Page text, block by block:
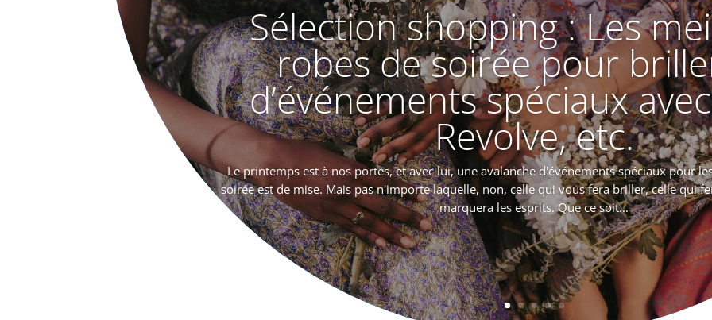
Sélection shopping : Les
robes de soirée pour
d’événements spéciaux
Revolve, etc.
Le printemps est à nos portes, et avec lui, une avalanche d'événements spéciaux pour
soirée est de mise. Mais pas n'importe laquelle, non, celle qui vous fera briller, celle qui
marquera les esprits. Que ce soit...